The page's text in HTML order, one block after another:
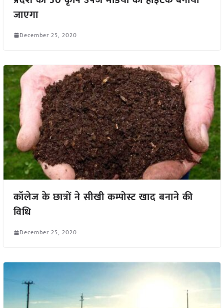
जाएगा
December 25, 2020
कॉलेज के छात्रों ने सीखी कम्पोस्ट खाद बनाने की
विधि
December 25, 2020